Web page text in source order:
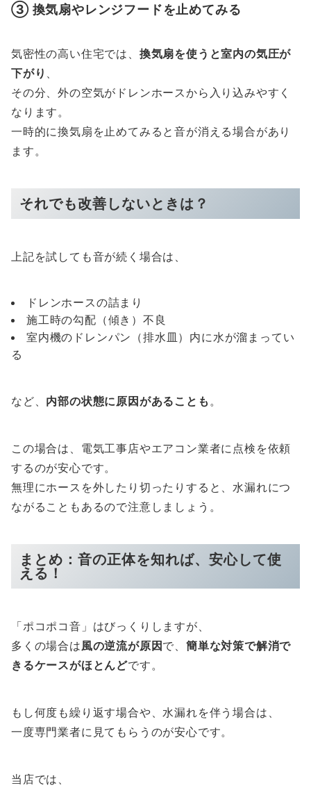
③ 換気扇やレンジフードを止めてみる
気密性の高い住宅では、 換気扇を使うと室内の気圧が
下がり 、
その分、外の空気がドレンホースから入り込みやすく
なります。
一時的に換気扇を止めてみると音が消える場合があり
ます。
それでも改善しないときは？
上記を試しても音が続く場合は、
ドレンホースの詰まり
施工時の勾配（傾き）不良
室内機のドレンパン（排水皿）内に水が溜まってい
る
など、 内部の状態に原因があることも 。
この場合は、電気工事店やエアコン業者に点検を依頼
するのが安心です。
無理にホースを外したり切ったりすると、水漏れにつ
ながることもあるので注意しましょう。
まとめ：音の正体を知れば、安心して使
える！
「ポコポコ音」はびっくりしますが、
多くの場合は風の逆流が原因 で、簡単な対策で解消で
きるケースがほとんどです。
もし何度も繰り返す場合や、水漏れを伴う場合は、
一度専門業者に見てもらうのが安心です。
当店では、